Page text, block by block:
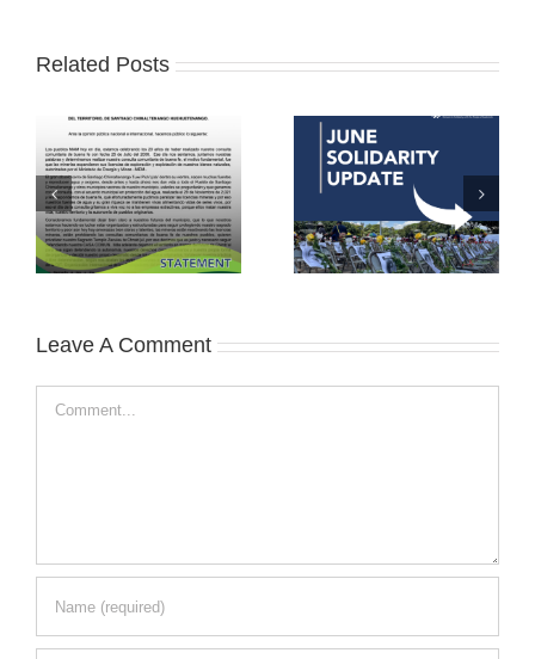
Related Posts
Leave A Comment